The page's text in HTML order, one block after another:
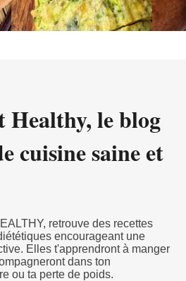
Healthy, le blog
cuisine saine et
retrouve des recettes
encourageant une
Elles t'apprendront à manger
dans ton
ou ta perte de poids.